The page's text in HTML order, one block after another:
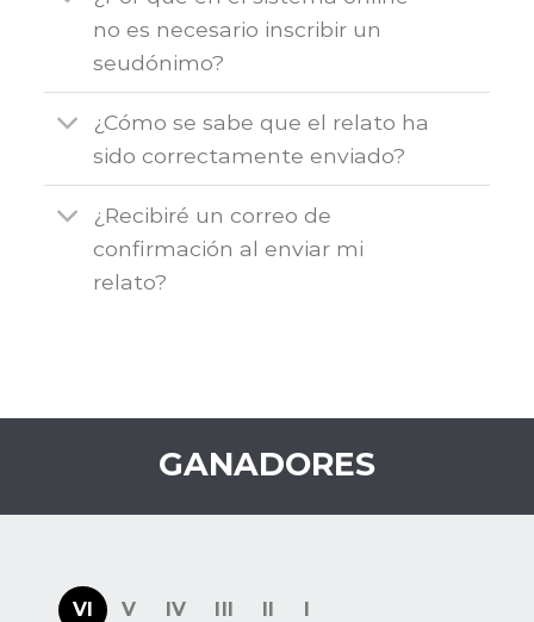
no es necesario inscribir un
seudónimo?
¿Cómo se sabe que el relato ha
sido correctamente enviado?
¿Recibiré un correo de
confirmación al enviar mi
relato?
GANADORES
VI V IV III II I